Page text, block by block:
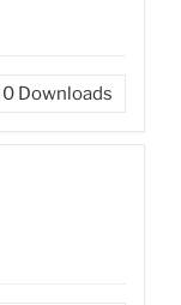
0 Downloads